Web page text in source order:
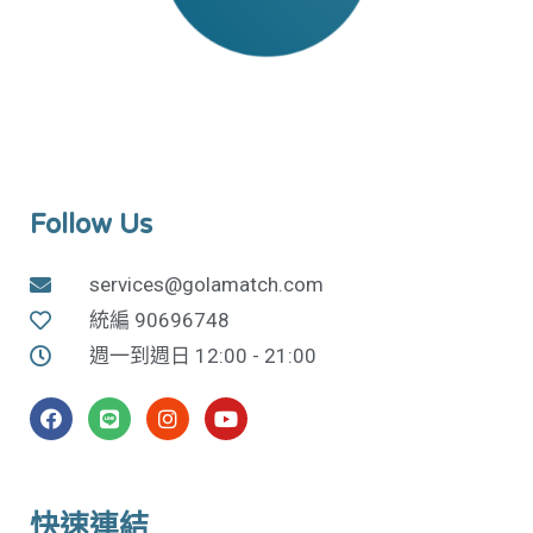
Follow Us
services@golamatch.com
統編 90696748
週一到週日 12:00 - 21:00